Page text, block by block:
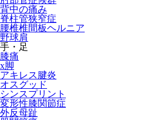
背中の痛み
脊柱管狭窄症
腰椎椎間板ヘルニア
野球肩
手・足
膝痛
x脚
アキレス腱炎
オスグッド
シンスプリント
変形性膝関節症
外反母趾